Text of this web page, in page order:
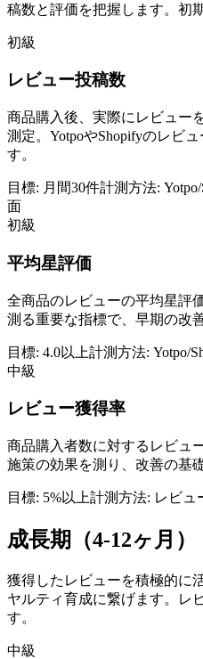
稿数と評価を把握します。初
初級
レビュー投稿数
商品購入後、実際にレビュー
測定。YotpoやShopifyのレビ
す。
目標: 月間30件計測方法:
面
初級
平均星評価
全商品のレビューの平均星評
測る重要な指標で、早期の改
目標: 4.0以上計測方法: Yotpo/
中級
レビュー獲得率
商品購入者数に対するレビュ
施策の効果を測り、改善の基
目標: 5%以上計測方法: レビュ
成長期（4-12ヶ月）
獲得したレビューを積極的に
ヤルティ育成に繋げます。レ
す。
中級